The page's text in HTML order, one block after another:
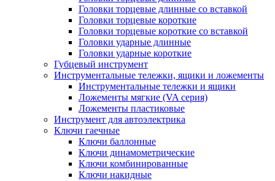
Головки торцевые длинные со вставкой
Головки торцевые короткие
Головки торцевые короткие со вставкой
Головки ударные длинные
Головки ударные короткие
Губцевый инструмент
Инструментальные тележки, ящики и ложементы
Инструментальные тележки и ящики
Ложементы мягкие (VA серия)
Ложементы пластиковые
Инструмент для автоэлектрика
Ключи гаечные
Ключи баллонные
Ключи динамометрические
Ключи комбинированные
Ключи накидные